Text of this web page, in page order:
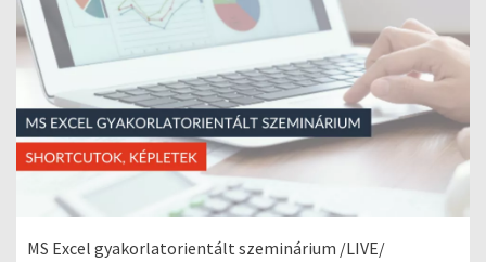
MS Excel gyakorlatorientált szeminárium /LIVE/